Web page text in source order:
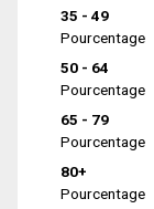
35 - 49
Pourcentage
50 - 64
Pourcentage
65 - 79
Pourcentage
80+
Pourcentage